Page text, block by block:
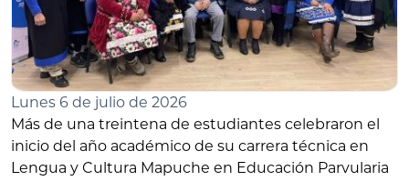
Lunes 6 de julio de 2026
Más de una treintena de estudiantes celebraron el
inicio del año académico de su carrera técnica en
Lengua y Cultura Mapuche en Educación Parvularia